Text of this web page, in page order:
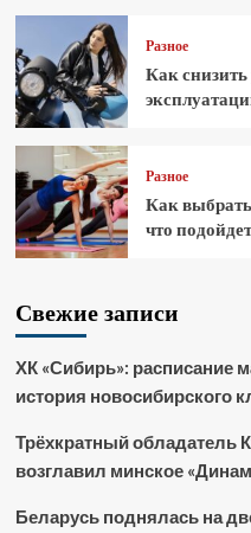
Разное
Как
Разное
Как
что
Свежие записи
ХК «Сибирь»: расписание
история новосибирского
Трёхкратный обладатель
возглавил минское
Беларусь поднялась на